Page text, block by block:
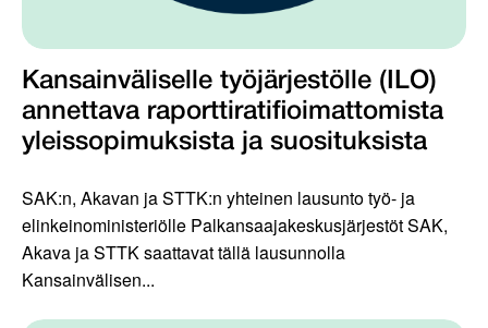
Kansainväliselle työjärjestölle (ILO)
annettava raporttiratifioimattomista
yleissopimuksista ja suosituksista
SAK:n, Akavan ja STTK:n yhteinen lausunto työ- ja
elinkeinoministeriölle Palkansaajakeskusjärjestöt SAK,
Akava ja STTK saattavat tällä lausunnolla
Kansainvälisen...